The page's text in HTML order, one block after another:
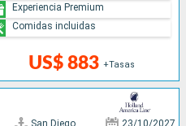
US$ 883 +Tasas
Experiencia Premium
Comidas incluidas